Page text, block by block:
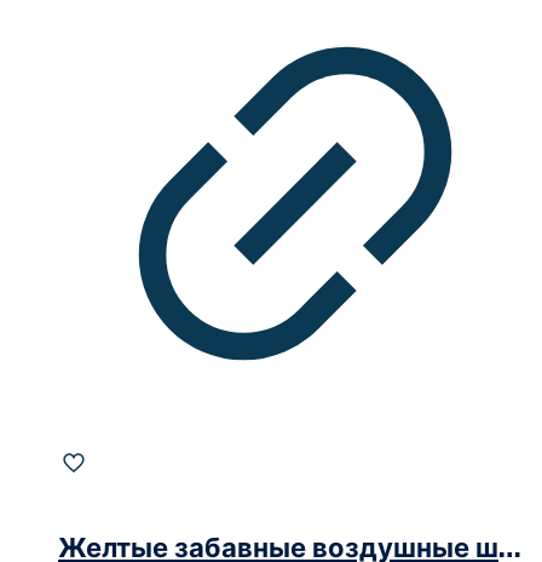
Желтые забавные воздушные шары с смайликами Love